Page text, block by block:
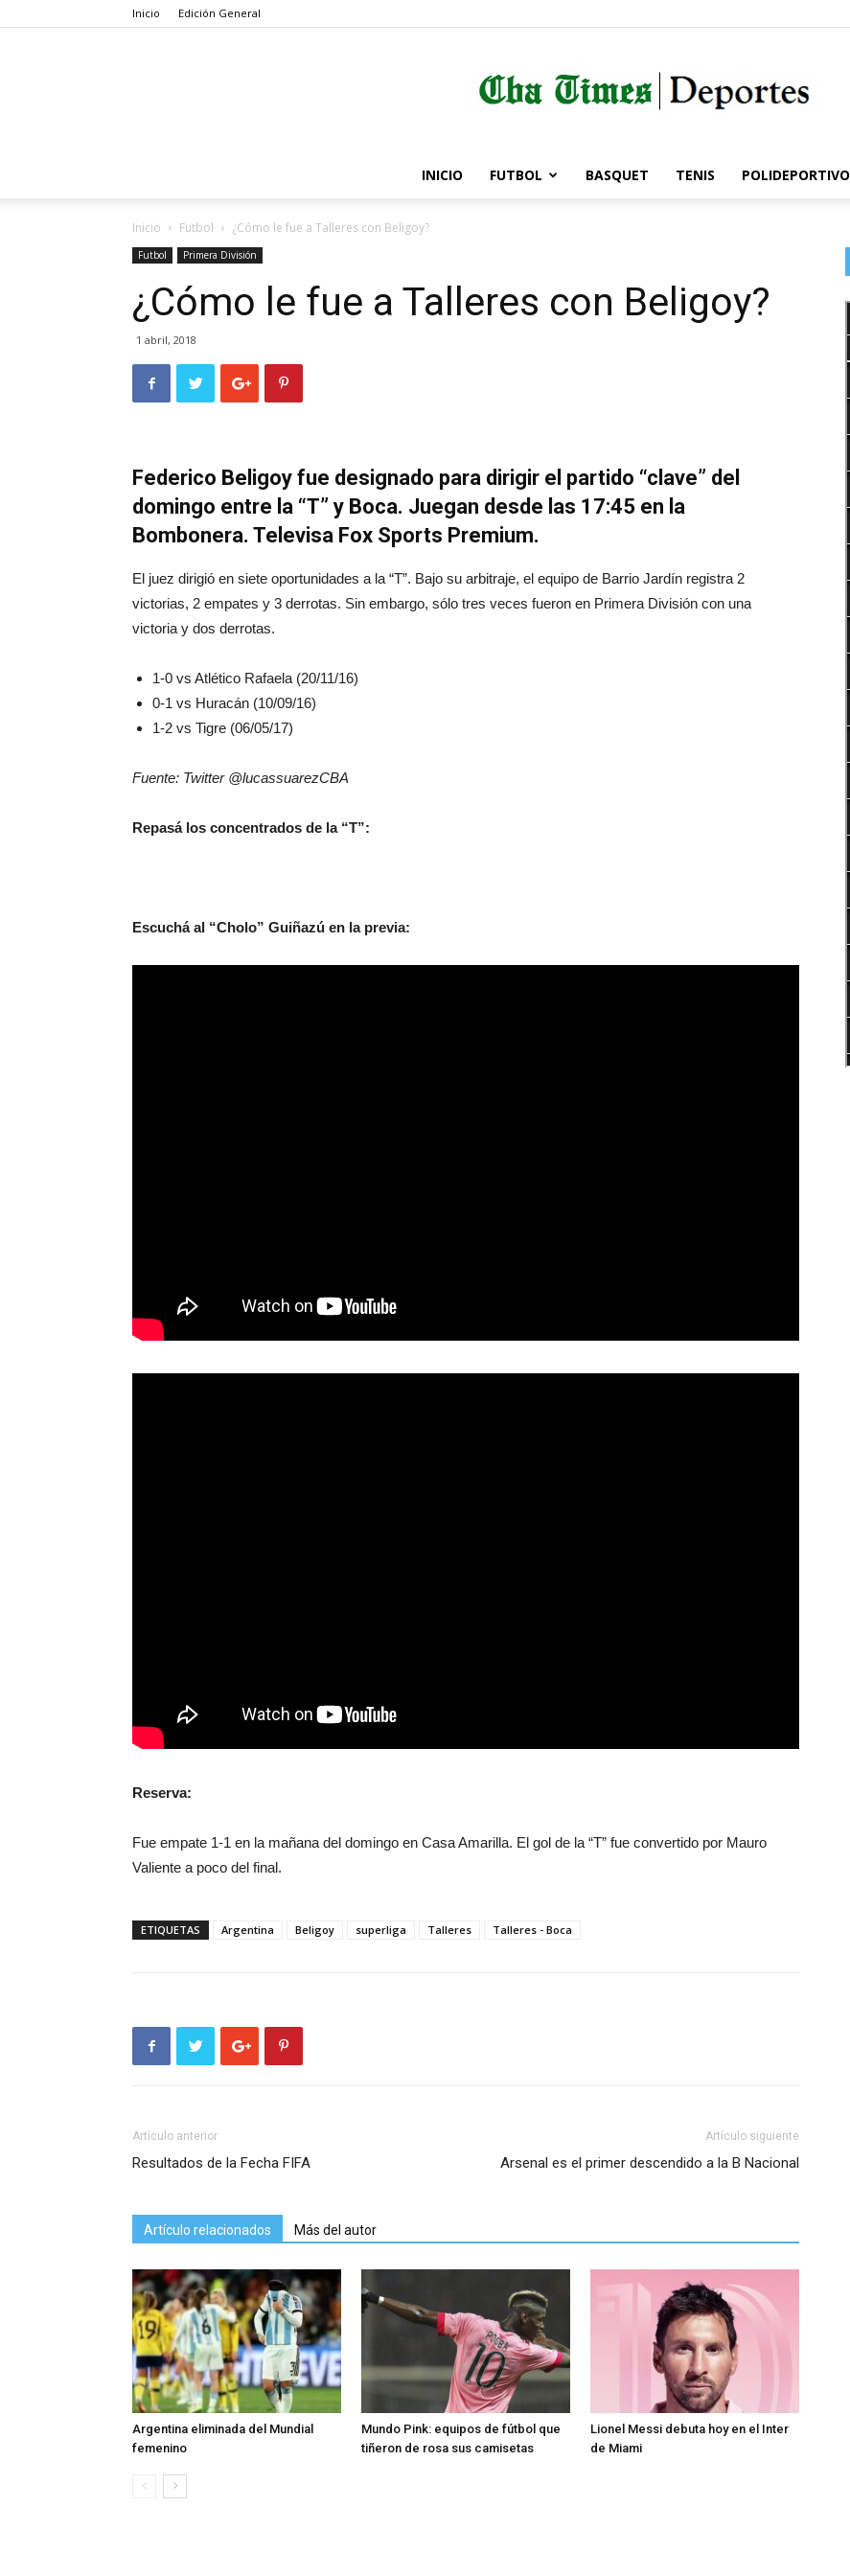
Inicio Edición General
Córdoba
Times
INICIO FUTBOL BASQUET TENIS POLIDEPORTIVO
Inicio Futbol ¿Cómo le fue a Talleres con Beligoy?
Futbol Primera División
¿Cómo le fue a Talleres con Beligoy?
1 abril, 2018
Federico Beligoy fue designado para dirigir el partido “clave” del
domingo entre la “T” y Boca. Juegan desde las 17:45 en la
Bombonera. Televisa Fox Sports Premium.
El juez dirigió en siete oportunidades a la “T”. Bajo su arbitraje, el equipo de Barrio Jardín registra 2
victorias, 2 empates y 3 derrotas. Sin embargo, sólo tres veces fueron en Primera División con una
victoria y dos derrotas.
1-0 vs Atlético Rafaela (20/11/16)
0-1 vs Huracán (10/09/16)
1-2 vs Tigre (06/05/17)
Fuente: Twitter @lucassuarezCBA
Repasá los concentrados de la “T”:
Escuchá al “Cholo” Guiñazú en la previa:
Reserva:
Fue empate 1-1 en la mañana del domingo en Casa Amarilla. El gol de la “T” fue convertido por Mauro
Valiente a poco del final.
ETIQUETAS Argentina Beligoy superliga Talleres Talleres - Boca
Artículo anterior
Resultados de la Fecha FIFA
Artículo siguiente
Arsenal es el primer descendido a la B Nacional
Artículo relacionados Más del autor
Argentina eliminada del Mundial
femenino
Mundo Pink: equipos de fútbol que
tiñeron de rosa sus camisetas
Lionel Messi debuta hoy en el Inter
de Miami